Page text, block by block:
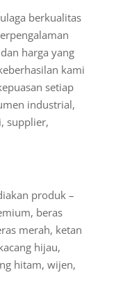
berkualitas
harga yang
kami
setiap
industrial,
supplier,
produk –
beras
merah, ketan
hijau,
hitam, wijen,